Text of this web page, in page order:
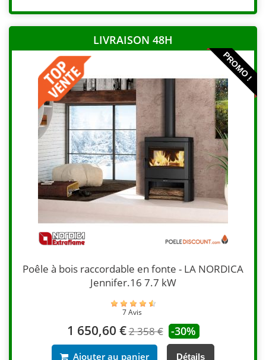
LIVRAISON 48H
PROMO !
Poêle à bois raccordable en fonte - LA NORDICA
Jennifer.16 7.7 kW
7 Avis
1 650,60 €2 358 € -30%
Ajouter au panier Détails